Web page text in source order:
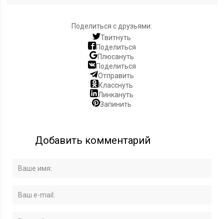
Поделиться с друзьями:
Твитнуть
Поделиться
Плюсануть
Поделиться
Отправить
Класснуть
Линкануть
Запинить
Добавить комментарий